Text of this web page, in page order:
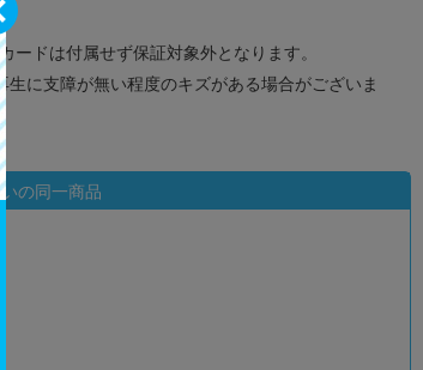
ードは付属せず保証対象外となります。
に支障が無い程度のキズがある場合がございま
の同一商品